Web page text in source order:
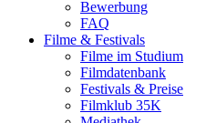
Bewer­bung
FAQ
Fil­me & Fes­ti­vals
Fil­me im Stu­di­um
Film­da­ten­bank
Fes­ti­vals & Prei­se
Film­klub 35K